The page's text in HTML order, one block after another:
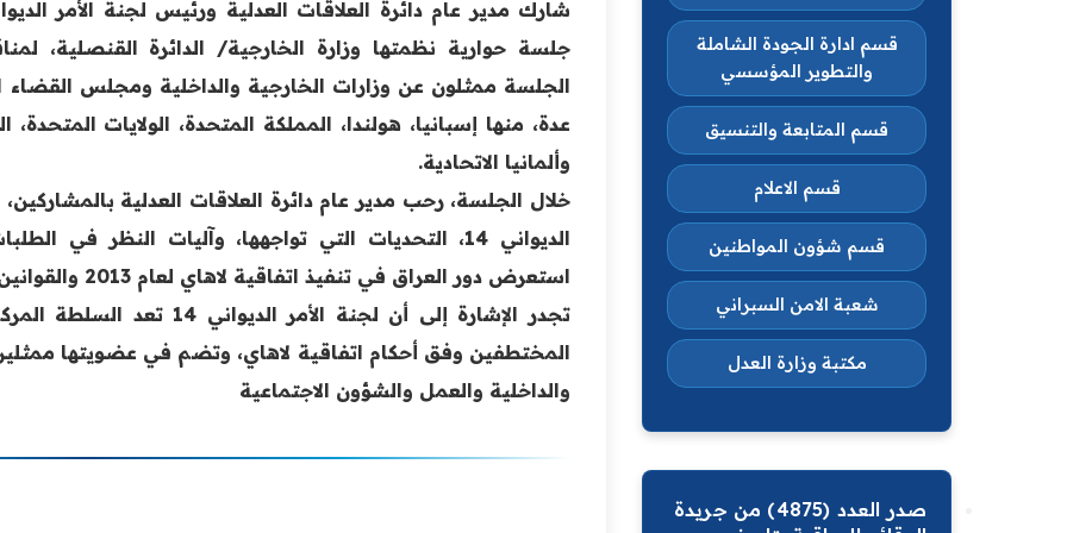
جلسة حوارية نظمتها وزارة الخارجية/ الدائرة القنصلية،
الجلسة ممثلون عن وزارات الخارجية والداخلية ومجلس
عدة، منها إسبانيا، هولندا، المملكة المتحدة، الولايات المتحدة،
وألمانيا الاتحادية.
خلال الجلسة، رحب مدير عام دائرة العلاقات العدلية
الديواني 14، التحديات التي تواجهها، وآليات النظر في
استعرض دور العراق في تنفيذ اتفاقية لاهاي لعام 2013 والقوانين العراقية ذات الصلة بهذا الملف.
تجدر الإشارة إلى أن لجنة
المختطفين وفق أحكام اتفاقية لاهاي، وتضم في عضويتها
والداخلية والعمل والشؤون الاجتماعية
قسم ادارة الجودة الشاملة
والتطوير المؤسسي
قسم المتابعة والتنسيق
قسم الاعلام
قسم شؤون المواطنين
شعبة الامن السبراني
مكتبة وزارة العدل
صدر العدد (4875) من جريدة